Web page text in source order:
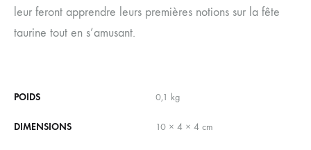
leur feront apprendre leurs premières notions sur la fête
taurine tout en s’amusant.
POIDS 0,1 kg
DIMENSIONS 10 × 4 × 4 cm